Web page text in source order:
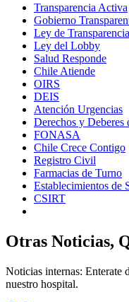
Transparencia Activa
Gobierno
Ley de Transparencia
Ley del Lobby
Salud Responde
Chile Atiende
OIRS
DEIS
Atención Urgencias
Derechos y Deberes
FONASA
Chile Crece Contigo
Registro Civil
Farmacias de Turno
Establecimientos
CSIRT
Otras Noticias,
Noticias internas: Enterate
nuestro hospital.